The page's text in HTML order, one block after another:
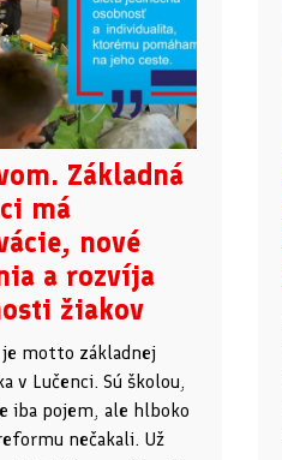
Základná
má
nové
a rozvíja
žiakov
motto základnej
v Lučenci. Sú školou,
iba pojem, ale hlboko
nečakali. Už